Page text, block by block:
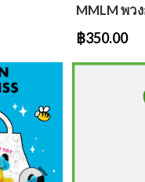
฿350.00